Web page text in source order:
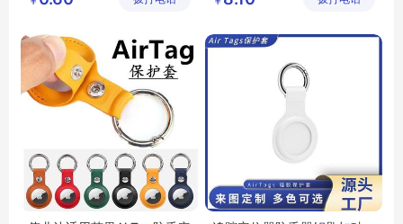
苹果手机个性保护壳